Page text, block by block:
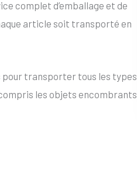
complet d’emballage et de
article soit transporté en
pour transporter tous les types
les objets encombrants